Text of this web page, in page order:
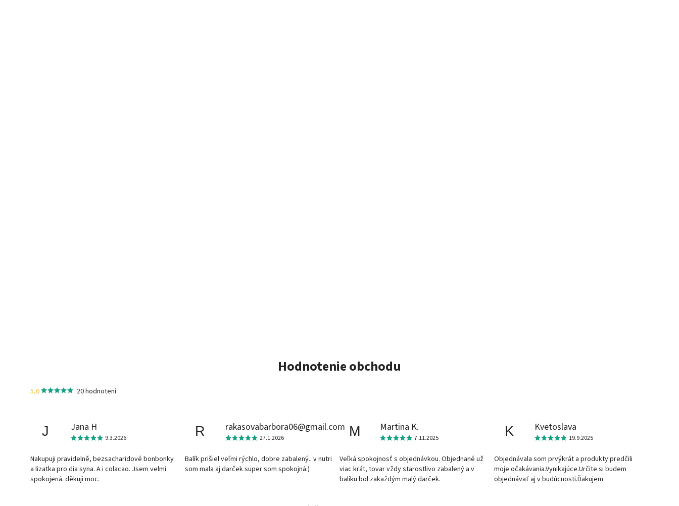
Hodnotenie obchodu
5,0 20 hodnotení
J Jana H
9.3.2026
Nakupuji pravidelně, bezsacharidové bonbonky
a lizatka pro dia syna. A i colacao. Jsem velmi
spokojená. děkuji moc.
R rakasovabarbora06@gmail.com
27.1.2026
Balík prišiel veľmi rýchlo, dobre zabalený.. v nutri
som mala aj darček super som spokojná:)
M Martina K.
7.11.2025
Veľká spokojnosť s objednávkou. Objednané už
viac krát, tovar vždy starostlivo zabalený a v
balíku bol zakaždým malý darček.
K Kvetoslava
19.9.2025
Objednávala som prvýkrát a produkty predčili
moje očakávania.Vynikajúce.Určite si budem
objednávať aj v budúcnosti.Ďakujem